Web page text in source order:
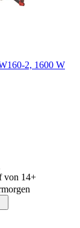
2, 1600 W
von 14+